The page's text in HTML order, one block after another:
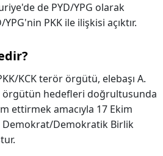
de PYD/YPG olarak
YPG'nin PKK ile ilişkisi açıktır.
KCK terör örgütü, elebaşı A.
örgütün hedefleri doğrultusunda
ettirmek amacıyla 17 Ekim
Demokrat/Demokratik Birlik